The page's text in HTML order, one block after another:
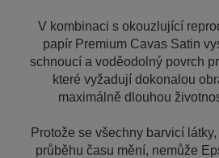
V kombinaci s okouzlující
papír Premium Cavas Satin
schnoucí a voděodolný povrch
které vyžadují dokonalou
maximálně dlouhou
Protože se všechny barvicí
průběhu času mění, nemůže